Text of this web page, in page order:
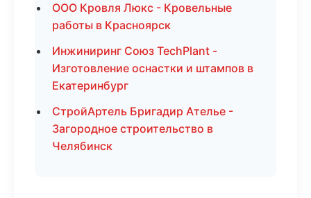
ООО Кровля Люкс - Кровельные
работы в Красноярск
Инжиниринг Союз TechPlant -
Изготовление оснастки и штампов в
Екатеринбург
СтройАртель Бригадир Ателье -
Загородное строительство в
Челябинск